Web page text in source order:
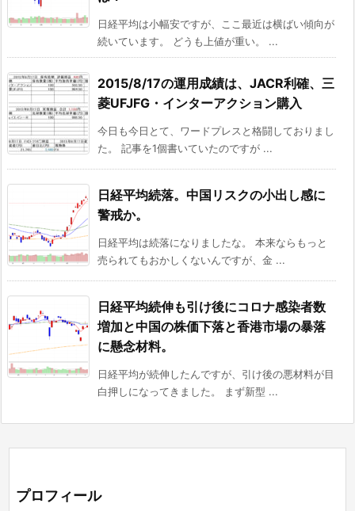
日経平均は小幅安ですが、ここ最近は横ばい傾向が
続いています。 どうも上値が重い。 ...
2015/8/17の運用成績は、JACR利確、三
菱UFJFG・インターアクション購入
今日も今日とて、ワードプレスと格闘しておりまし
た。 記事を1個書いていたのですが ...
日経平均続落。中国リスクの小出し感に
警戒か。
日経平均は続落になりましたな。 本来ならもっと
売られてもおかしくないんですが、金 ...
日経平均続伸も引け後にコロナ感染者数
増加と中国の株価下落と香港市場の暴落
に懸念材料。
日経平均が続伸したんですが、引け後の悪材料が目
白押しになってきました。 まず新型 ...
プロフィール